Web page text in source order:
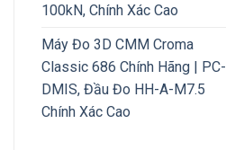
100kN, Chính Xác Cao
Máy Đo 3D CMM Croma
Classic 686 Chính Hãng | PC-
DMIS, Đầu Đo HH-A-M7.5
Chính Xác Cao